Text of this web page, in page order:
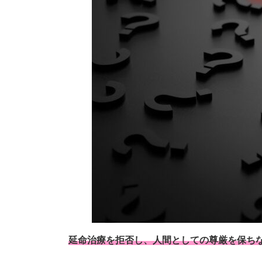
延命治療を拒否し、人間としての尊厳を保ち